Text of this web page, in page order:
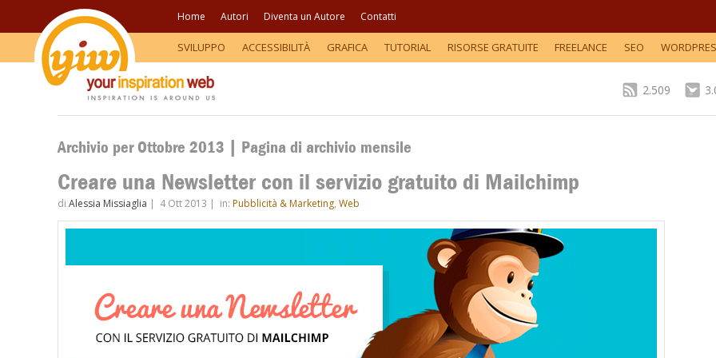
Home Autori Diventa un Autore Contatti
SVILUPPO ACCESSIBILITÀ GRAFICA TUTORIAL RISORSE GRATUITE FREELANCE SEO
2.509
Archivio per Ottobre 2013 | Pagina di archivio mensile
Creare una Newsletter con il servizio gratuito di Mailchimp
di Alessia Missiaglia | 4 Ott 2013 | in: Pubblicità & Marketing, Web